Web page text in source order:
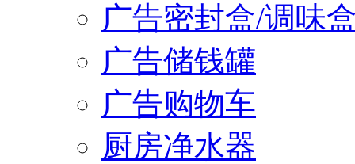
广告密封盒/调味
广告储钱罐
广告购物车
厨房净水器